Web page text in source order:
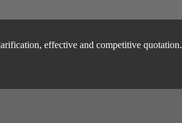
effective and competitive quotation.